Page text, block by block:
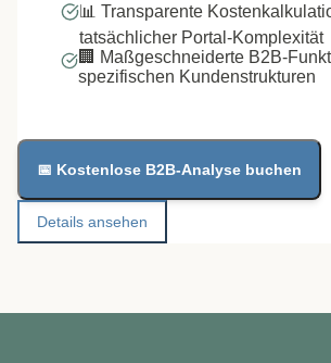
📊 Transparente
tatsächlicher Portal-Komplexität
🏢 Maßgeschneiderte B2B-
spezifischen Kundenstrukturen
📅 Kostenlose B2B-Analyse buchen
Details ansehen